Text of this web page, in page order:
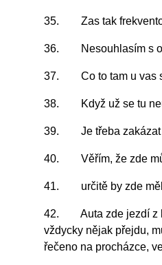
35. Zas tak
36. Nesouhlasím s
37. Co to tam u vas
38. Když už se tu
39. Je třeba zakázat
40. Věřím, že zde
41. určitě by zde měl
42. Auta zde jezdí z
vždycky nějak přejdu,
řečeno na procházce,